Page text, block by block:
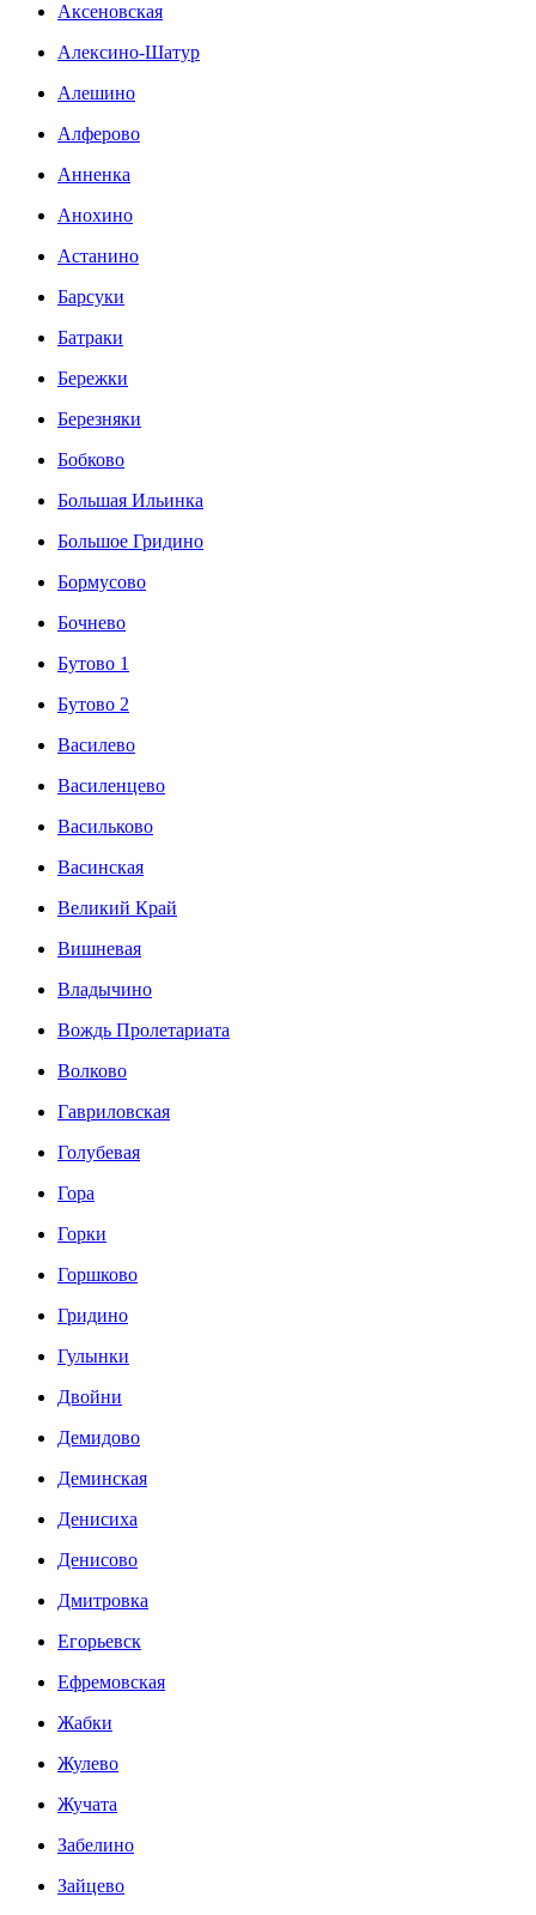
Аксеновская
Алексино-Шатур
Алешино
Алферово
Анненка
Анохино
Астанино
Барсуки
Батраки
Бережки
Березняки
Бобково
Большая Ильинка
Большое Гридино
Бормусово
Бочнево
Бутово 1
Бутово 2
Василево
Василенцево
Васильково
Васинская
Великий Край
Вишневая
Владычино
Вождь Пролетариата
Волково
Гавриловская
Голубевая
Гора
Горки
Горшково
Гридино
Гулынки
Двойни
Демидово
Деминская
Денисиха
Денисово
Дмитровка
Егорьевск
Ефремовская
Жабки
Жулево
Жучата
Забелино
Зайцево